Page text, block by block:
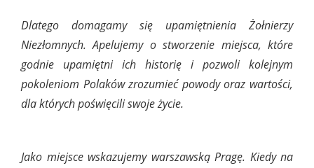
Dlatego domagamy się upamiętnienia Żołnierzy
Niezłomnych. Apelujemy o stworzenie miejsca, które
godnie upamiętni ich historię i pozwoli kolejnym
pokoleniom Polaków zrozumieć powody oraz wartości,
dla których poświęcili swoje życie.
Jako miejsce wskazujemy warszawską Pragę. Kiedy na